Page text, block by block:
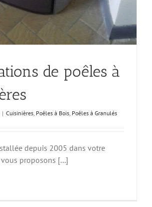
de poêles à
| Cuisinières, Poêles à Bois, Poêles à Granulés
depuis 2005 dans votre
proposons [...]